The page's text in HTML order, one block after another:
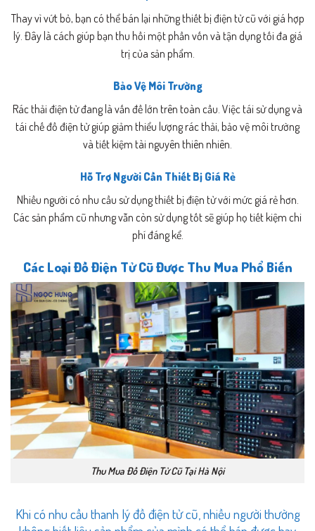
Thay vì vứt bỏ, bạn có thể bán lại những thiết bị điện tử cũ với giá hợp
lý. Đây là cách giúp bạn thu hồi một phần vốn và tận dụng tối đa giá
trị của sản phẩm.
Bảo Vệ Môi Trường
Rác thải điện tử đang là vấn đề lớn trên toàn cầu. Việc tái sử dụng và
tái chế đồ điện tử giúp giảm thiểu lượng rác thải, bảo vệ môi trường
và tiết kiệm tài nguyên thiên nhiên.
Hỗ Trợ Người Cần Thiết Bị Giá Rẻ
Nhiều người có nhu cầu sử dụng thiết bị điện tử với mức giá rẻ hơn.
Các sản phẩm cũ nhưng vẫn còn sử dụng tốt sẽ giúp họ tiết kiệm chi
phí đáng kể.
Các Loại Đồ Điện Tử Cũ Được Thu Mua Phổ Biến
Thu Mua Đồ Điện Tử Cũ Tại Hà Nội
Khi có nhu cầu thanh lý đồ điện tử cũ, nhiều người thường